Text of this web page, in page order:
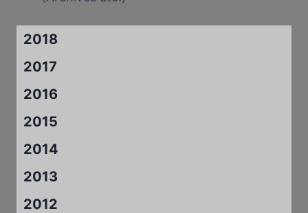
2018
2017
2016
2015
2014
2013
2012